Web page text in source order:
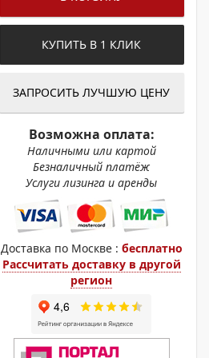
КУПИТЬ В 1 КЛИК
ЗАПРОСИТЬ ЛУЧШУЮ ЦЕНУ
Возможна оплата:
Наличными или картой
Безналичный платёж
Услуги лизинга и аренды
Доставка по Москве : бесплатно
Рассчитать доставку в другой
регион